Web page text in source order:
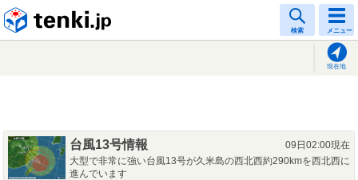
検索 メニュー
現在地
台風13号情報
09日02:00現在
大型で非常に強い台風13号が久米島の西北西約290kmを西北西に
進んでいます